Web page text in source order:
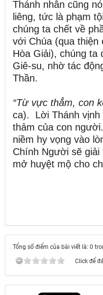
Thánh nhân cũng
liêng, tức là phạm
chúng ta chết về
với Chúa (qua
Hòa Giải), chúng
Giê-su, nhờ tác
Thần.
“Từ vực thẳm, con
ca). Lời Thánh vịnh
thảm của con
niềm hy vọng vào
Chính Người sẽ
mở huyệt mộ cho
Tổng số điểm của bài viết là: 0
Click để